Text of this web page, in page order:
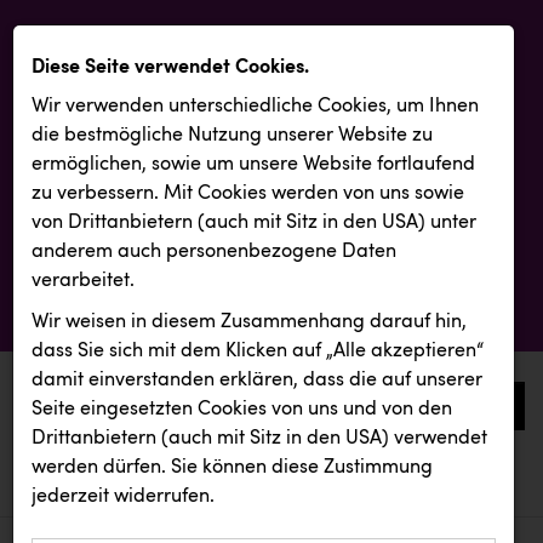
0
aktuelle aussendungen
aktuelle aussendungen
Diese Seite verwendet Cookies.
Wir verwenden unterschiedliche Cookies, um Ihnen
die best­mögliche Nutzung unserer Website zu
ermöglichen, sowie um unsere Website fortlaufend
zu verbessern. Mit Cookies werden von uns sowie
von Drittanbietern (auch mit Sitz in den USA) unter
anderem auch personenbezogene Daten
verarbeitet.
Wir weisen in diesem Zusammenhang darauf hin,
dass Sie sich mit dem Klicken auf „Alle akzeptieren“
damit ein­ver­standen erklären, dass die auf unserer
Seite eingesetzten Cookies von uns und von den
Drittanbietern (auch mit Sitz in den USA) verwendet
werden dürfen. Sie können diese Zustimmung
jederzeit widerrufen.